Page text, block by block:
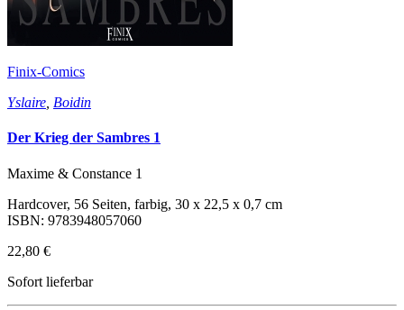
Finix-Comics
Yslaire Boidin
Der Krieg der Sambres 1
Maxime & Constance 1
Hardcover, 56 Seiten, farbig, 30 x 22,5 x 0,7 cm
ISBN: 9783948057060
22,80 €
Sofort lieferbar